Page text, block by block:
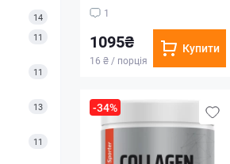
14
11
11
13
11
1
1095₴
16 ₴ / порція
Купити
-34%